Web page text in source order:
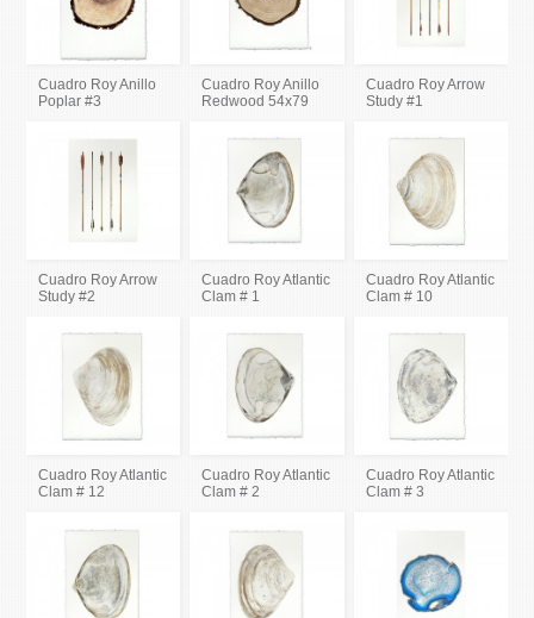
Cuadro Roy Anillo
Poplar #3
Cuadro Roy Anillo
Redwood 54x79
Cuadro Roy Arrow
Study #1
Cuadro Roy Arrow
Study #2
Cuadro Roy Atlantic
Clam # 1
Cuadro Roy Atlantic
Clam # 10
Cuadro Roy Atlantic
Clam # 12
Cuadro Roy Atlantic
Clam # 2
Cuadro Roy Atlantic
Clam # 3